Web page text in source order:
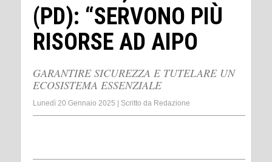
(PD): “SERVONO PIÙ
RISORSE AD AIPO
GARANTIRE SICUREZZA E TUTELARE UN
ECOSISTEMA ESSENZIALE
Lunedì 20 Gennaio 2025 Scritto da Redazione